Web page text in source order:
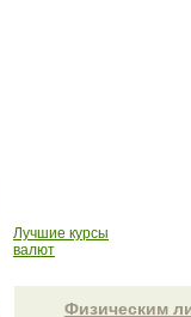
Лучшие курсы
валют
Физическим